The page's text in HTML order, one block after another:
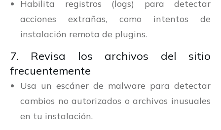
Habilita registros (logs) para detectar
acciones extrañas, como intentos de
instalación remota de plugins.
7. Revisa los archivos del sitio
frecuentemente
Usa un escáner de malware para detectar
cambios no autorizados o archivos inusuales
en tu instalación.